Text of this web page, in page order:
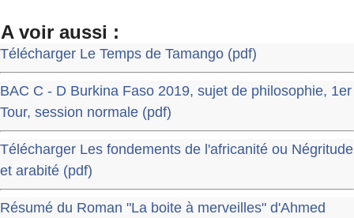
A voir aussi :
Télécharger Le Temps de Tamango (pdf)
BAC C - D Burkina Faso 2019, sujet de philosophie, 1er
Tour, session normale (pdf)
Télécharger Les fondements de l'africanité ou Négritude
et arabité (pdf)
Résumé du Roman "La boite à merveilles" d'Ahmed